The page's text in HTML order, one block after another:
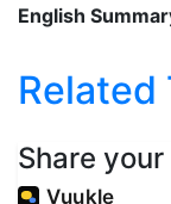
English
Related
Share